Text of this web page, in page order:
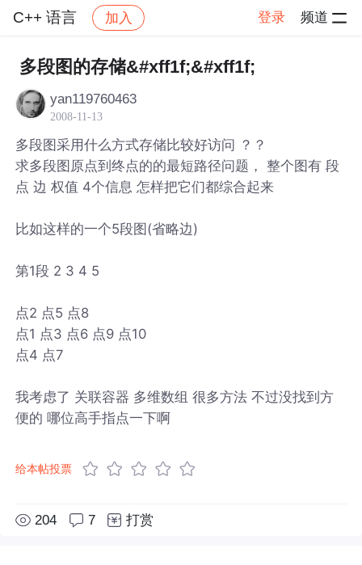
C++ 语言 加入 登录 频道
社区 C++ 语言 帖子详情
多段图的存储&#xff1f;&#xff1f;
yan119760463
2008-11-13
多段图采用什么方式存储比较好访问 ？？
求多段图原点到终点的的最短路径问题， 整个图有 段
点 边 权值 4个信息 怎样把它们都综合起来
比如这样的一个5段图(省略边)
第1段 2 3 4 5
点2 点5 点8
点1 点3 点6 点9 点10
点4 点7
我考虑了 关联容器 多维数组 很多方法 不过没找到方
便的 哪位高手指点一下啊
给本帖投票
204 7 打赏